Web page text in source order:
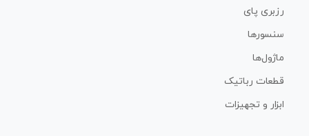
رزبری پای
سنسورها
ماژول‌ها
قطعات رباتیک
ابزار و تجهیزات